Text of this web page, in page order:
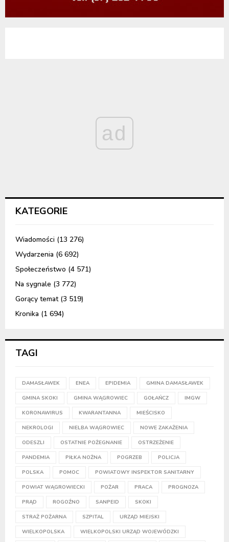
ad
KATEGORIE
Wiadomości (13 276)
Wydarzenia (6 692)
Społeczeństwo (4 571)
Na sygnale (3 772)
Gorący temat(3 519)
Kronika (1 694)
TAGI
DAMASŁAWEK ENEA EPIDEMIA GMINA DAMASŁAWEK
GMINA SKOKI GMINA WĄGROWIEC GOŁAŃCZ IMGW
KORONAWIRUS KWARANTANNA MIEŚCISKO
NEKROLOGI NIELBA WĄGROWIEC NOWE ZAKAŻENIA
ODESZLI OSTATNIE POŻEGNANIE OSTRZEŻENIE
PANDEMIA PIŁKA NOŻNA POGRZEB POLICJA
POLSKA POMOC POWIATOWY INSPEKTOR SANITARNY
POWIAT WĄGROWIECKI POŻAR PRACA PROGNOZA
PRĄD ROGOŹNO SANPEID SKOKI
STRAŻ POŻARNA SZPITAL URZĄD MIEJSKI
WIELKOPOLSKA WIELKOPOLSKI URZĄD WOJEWÓDZKI